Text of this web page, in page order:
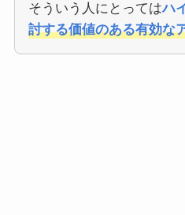
そういう人にとってはハ
討する価値のある有効な